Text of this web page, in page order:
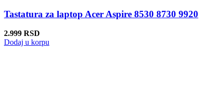
Tastatura za laptop Acer Aspire 8530 8730 9920
2.999 RSD
Dodaj u korpu